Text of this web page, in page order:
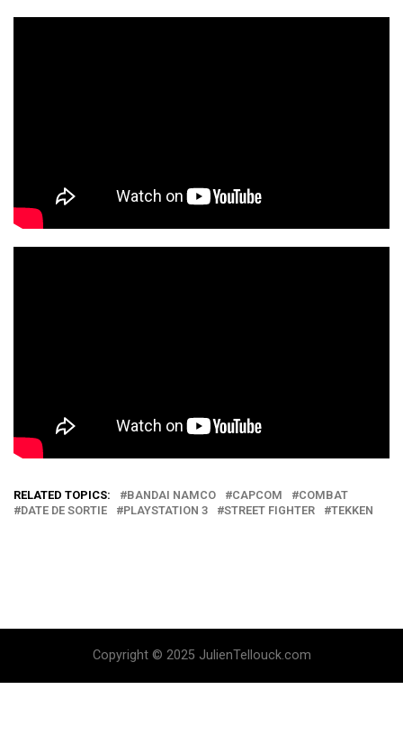
RELATED TOPICS: BANDAI NAMCO CAPCOM
COMBAT
DATE DE SORTIE
PLAYSTATION 3 STREET FIGHTER TEKKEN
Copyright © 2025 JulienTellouck.com